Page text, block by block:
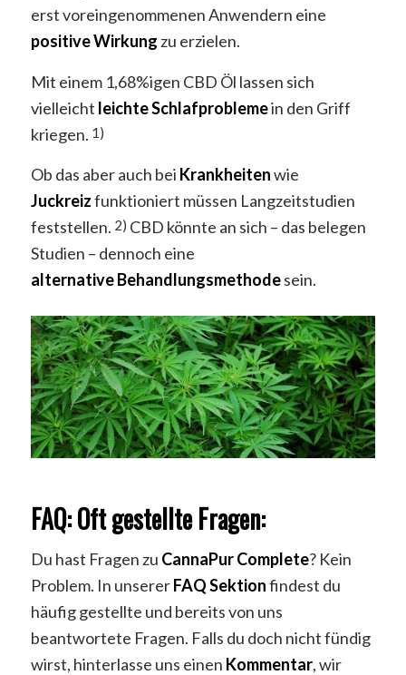
erst voreingenommenen Anwendern eine
positiveWirkung zu erzielen.
Mit einem 1,68%igen CBD Öl lassen sich
vielleicht leichteSchlafproblemein den Griff
kriegen. 1)
Ob das aber auch bei Krankheitenwie
Juckreizfunktioniert müssen Langzeitstudien
feststellen. 2) CBD könnte an sich – das belegen
Studien – dennoch eine
alternative Behandlungsmethodesein.
FAQ: Oft gestellte Fragen:
Du hast Fragen zu CannaPur Complete? Kein
Problem. In unsererFAQSektionfindest du
häufig gestellte und bereits von uns
beantwortete Fragen. Falls du doch nicht fündig
wirst, hinterlasse uns einen Kommentar, wir